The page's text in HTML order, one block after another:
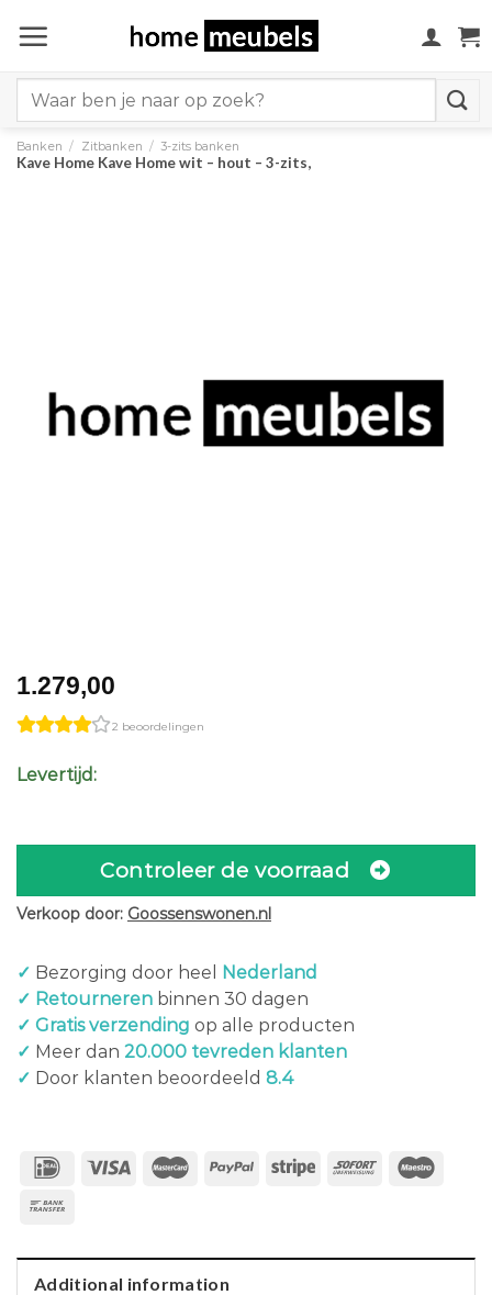
naar
for:
Banken / Zitbanken / 3-zits banken
Kave Home Kave Home wit – hout – 3-zits,
1.279,00
2 beoordelingen
Levertijd:
Controleer de voorraad
Verkoop door: Goossenswonen.nl
✓ Bezorging door heel
Nederland
✓ Retourneren binnen 30 dagen
✓ Gratis verzending op alle producten
✓ Meer dan 20.000 tevreden klanten
✓ Door klanten beoordeeld 8.4
Additional information